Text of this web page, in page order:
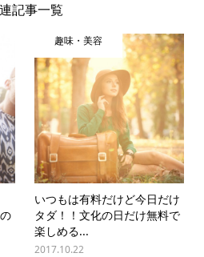
記事一覧
趣味・美容
いつもは有料だけど今日だけ
タダ！！文化の日だけ無料で
楽しめる...
2017.10.22